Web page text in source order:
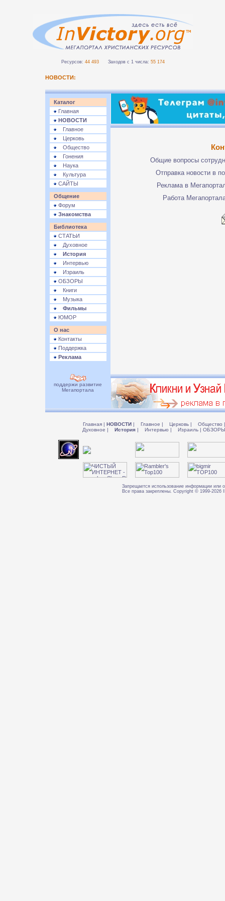
Ресурсов: 44 493 Заходов с 1 числа: 55 174
НОВОСТИ:
Каталог
Главная
НОВОСТИ
Главное
Церковь
Общество
Гонения
Наука
Культура
САЙТЫ
Общение
Форум
Знакомства
Библиотека
СТАТЬИ
Духовное
История
Интервью
Израиль
ОБЗОРЫ
Книги
Музыка
Фильмы
ЮМОР
О нас
Контакты
Поддержка
Реклама
Общие вопросы
Отправка новости в
Реклама в
Работа
поддержи развитие
Мегапортала
Главная | НОВОСТИ | Главное | Церковь | Общество |
Духовное | История | Интервью | Израиль |
Запрещается использование информации или
Все права закреплены. Copyright © 1999-